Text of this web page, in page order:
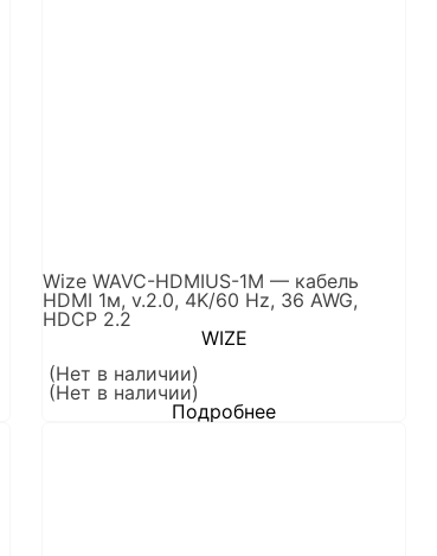
Wize WAVC-HDMIUS-1M — кабель
HDMI 1м, v.2.0, 4K/60 Hz, 36 AWG,
HDCP 2.2
WIZE
(Нет в наличии)
(Нет в наличии)
Подробнее